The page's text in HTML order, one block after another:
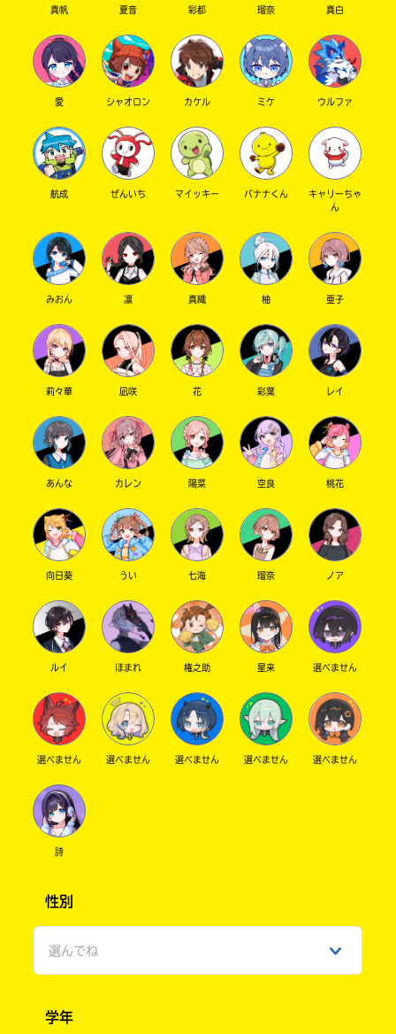
真帆 夏音 彩都 瑠奈 真白
愛 シャオロン カケル ミケ ウルファ
航成 ぜんいち マイッキー バナナくん
キャリーちゃ
ん
みおん 凛 真織 柚 亜子
莉々華 凪咲 花 彩葉 レイ
あんな カレン 陽菜 空良 桃花
向日葵 うい 七海 瑠奈 ノア
ルイ ほまれ 権之助 星来 選べません
選べません 選べません 選べません 選べません 選べません
詩
性別
選んでね
学年